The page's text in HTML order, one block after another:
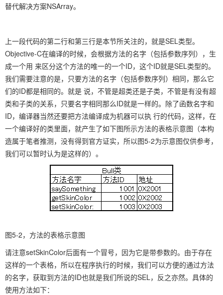
替代解决方案NSArray。
上一段代码的第二行和第三行是本节所关注的，就是SEL类型。
Objective-C在编译的时候，会根据方法的名字（包括参数序列），生
成一个用 来区分这个方法的唯一的一个ID，这个ID就是SEL类型的。
我们需要注意的是，只要方法的名字（包括参数序列）相同，那么它
们的ID都是相同的。就是 说，不管是超类还是子类，不管是有没有超
类和子类的关系，只要名字相同那么ID就是一样的。除了函数名字和
ID，编译器当然还要把方法编译成为机器可以执 行的代码，这样，在
一个编译好的类里面，就产生了如下图所示方法的表格示意图（本构
造属于笔者推测，没有得到官方证实，所以图5-2为示意图仅供参考，
我们可以暂时认为是这样的）。
图5-2，方法的表格示意图
请注意setSkinColor后面有一个冒号，因为它是带参数的。由于存在
这样的一个表格，所以在程序执行的时候，我们可以方便的通过方法
的名字，获取到方法的ID也就是我们所说的SEL，反之亦然。具体的
使用方法如下：